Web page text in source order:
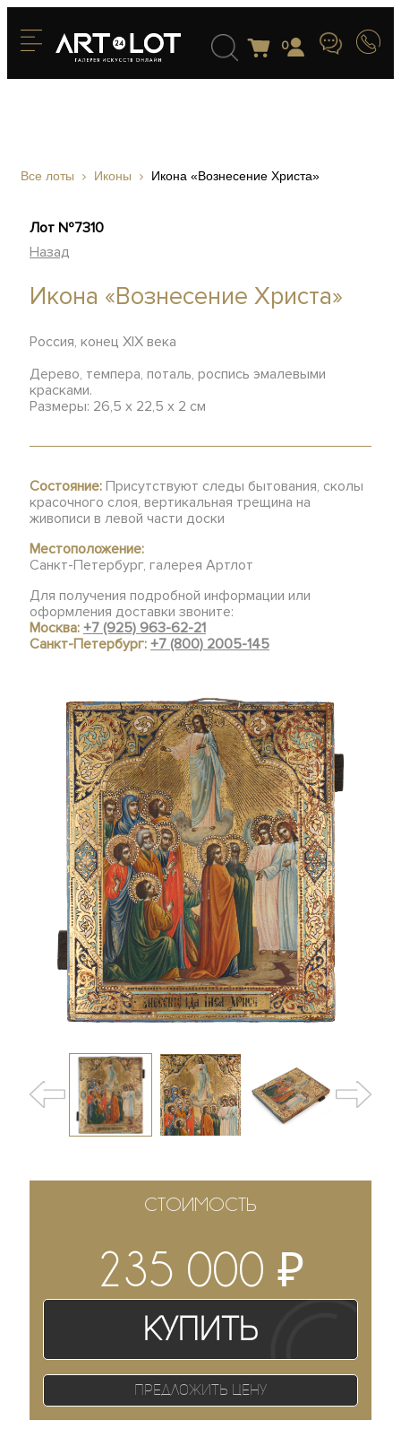
0
Все лоты Иконы Икона «Вознесение Христа»
Лот №7310
Назад
Икона «Вознесение Христа»
Россия, конец XIX века
Дерево, темпера, поталь, роспись эмалевыми
красками.
Размеры: 26,5 х 22,5 х 2 см
Состояние: Присутствуют следы бытования, сколы
красочного слоя, вертикальная трещина на
живописи в левой части доски
Местоположение:
Санкт-Петербург, галерея Артлот
Для получения подробной информации или
оформления доставки звоните:
Москва:+7 (925) 963-62-21
Санкт-Петербург:+7 (800) 2005-145
СТОИМОСТЬ
235 000 ₽
Купить
Предложить цену